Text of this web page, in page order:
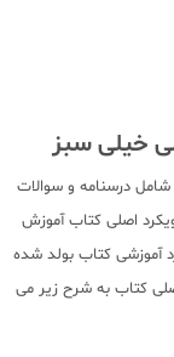
خیلی سبز
شامل درسنامه و سوالات
اصلی کتاب آموزش
آموزشی کتاب بولد شده
کتاب به شرح زیر می